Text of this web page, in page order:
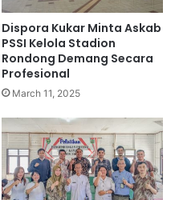
Dispora Kukar Minta Askab
PSSI Kelola Stadion
Rondong Demang Secara
Profesional
March 11, 2025